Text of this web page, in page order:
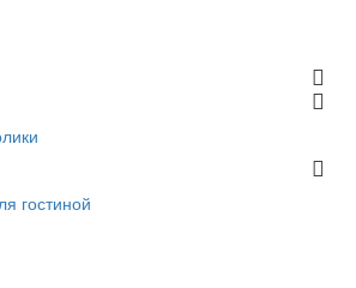
гостиной